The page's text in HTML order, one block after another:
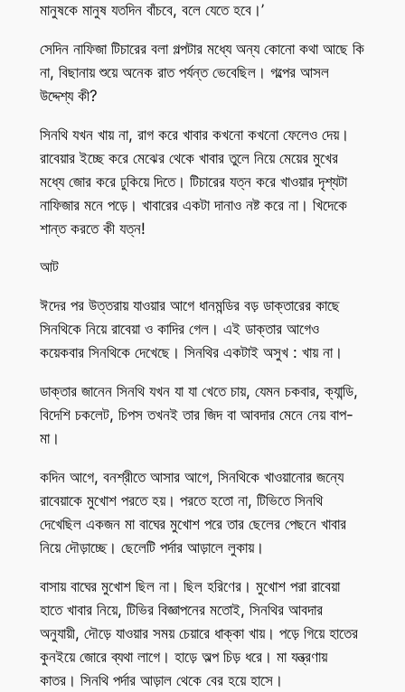
মানুষকে মানুষ যতদিন বাঁচবে, বলে যেতে হবে।’
সেদিন নাফিজা টিচারের বলা গল্পটার মধ্যে অন্য কোনো কথা আছে কি
না, বিছানায় শুয়ে অনেক রাত পর্যন্ত ভেবেছিল। গল্পের আসল
উদ্দেশ্য কী?
সিনথি যখন খায় না, রাগ করে খাবার কখনো কখনো ফেলেও দেয়।
রাবেয়ার ইচ্ছে করে মেঝের থেকে খাবার তুলে নিয়ে মেয়ের মুখের
মধ্যে জোর করে ঢুকিয়ে দিতে। টিচারের যত্ন করে খাওয়ার দৃশ্যটা
নাফিজার মনে পড়ে। খাবারের একটা দানাও নষ্ট করে না। খিদেকে
শান্ত করতে কী যত্ন!
আট
ঈদের পর উত্তরায় যাওয়ার আগে ধানমন্ডির বড় ডাক্তারের কাছে
সিনথিকে নিয়ে রাবেয়া ও কাদির গেল। এই ডাক্তার আগেও
কয়েকবার সিনথিকে দেখেছে। সিনথির একটাই অসুখ : খায় না।
ডাক্তার জানেন সিনথি যখন যা যা খেতে চায়, যেমন চকবার, ক্যান্ডি,
বিদেশি চকলেট, চিপস তখনই তার জিদ বা আবদার মেনে নেয় বাপ-
মা।
কদিন আগে, বনশ্রীতে আসার আগে, সিনথিকে খাওয়ানোর জন্যে
রাবেয়াকে মুখোশ পরতে হয়। পরতে হতো না, টিভিতে সিনথি
দেখেছিল একজন মা বাঘের মুখোশ পরে তার ছেলের পেছনে খাবার
নিয়ে দৌড়াচ্ছে। ছেলেটি পর্দার আড়ালে লুকায়।
বাসায় বাঘের মুখোশ ছিল না। ছিল হরিণের। মুখোশ পরা রাবেয়া
হাতে খাবার নিয়ে, টিভির বিজ্ঞাপনের মতোই, সিনথির আবদার
অনুযায়ী, দৌড়ে যাওয়ার সময় চেয়ারে ধাক্কা খায়। পড়ে গিয়ে হাতের
কুনইয়ে জোরে ব্যথা লাগে। হাড়ে অল্প চিড় ধরে। মা যন্ত্রণায়
কাতর। সিনথি পর্দার আড়াল থেকে বের হয়ে হাসে।